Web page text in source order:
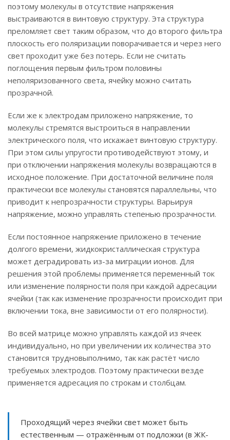
поэтому молекулы в отсутствие напряжения
выстраиваются в винтовую структуру. Эта структура
преломляет свет таким образом, что до второго фильтра
плоскость его поляризации поворачивается и через него
свет проходит уже без потерь. Если не считать
поглощения первым фильтром половины
неполяризованного света, ячейку можно считать
прозрачной.
Если же к электродам приложено напряжение, то
молекулы стремятся выстроиться в направлении
электрического поля, что искажает винтовую структуру.
При этом силы упругости противодействуют этому, и
при отключении напряжения молекулы возвращаются в
исходное положение. При достаточной величине поля
практически все молекулы становятся параллельны, что
приводит к непрозрачности структуры. Варьируя
напряжение, можно управлять степенью прозрачности.
Если постоянное напряжение приложено в течение
долгого времени, жидкокристаллическая структура
может деградировать из-за миграции ионов. Для
решения этой проблемы применяется переменный ток
или изменение полярности поля при каждой адресации
ячейки (так как изменение прозрачности происходит при
включении тока, вне зависимости от его полярности).
Во всей матрице можно управлять каждой из ячеек
индивидуально, но при увеличении их количества это
становится трудновыполнимо, так как растёт число
требуемых электродов. Поэтому практически везде
применяется адресация по строкам и столбцам.
Проходящий через ячейки свет может быть
естественным — отражённым от подложки (в ЖК-